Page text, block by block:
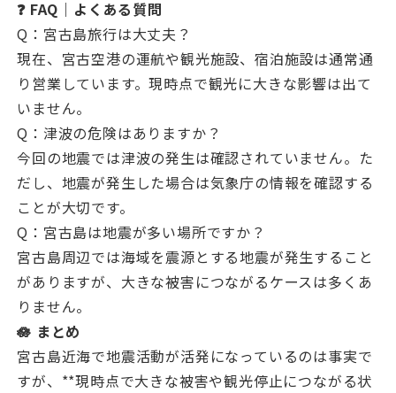
❓ FAQ｜よくある質問
Q：宮古島旅行は大丈夫？
現在、宮古空港の運航や観光施設、宿泊施設は通常通
り営業しています。現時点で観光に大きな影響は出て
いません。
Q：津波の危険はありますか？
今回の地震では津波の発生は確認されていません。た
だし、地震が発生した場合は気象庁の情報を確認する
ことが大切です。
Q：宮古島は地震が多い場所ですか？
宮古島周辺では海域を震源とする地震が発生すること
がありますが、大きな被害につながるケースは多くあ
りません。
🪷 まとめ
宮古島近海で地震活動が活発になっているのは事実で
すが、**現時点で大きな被害や観光停止につながる状